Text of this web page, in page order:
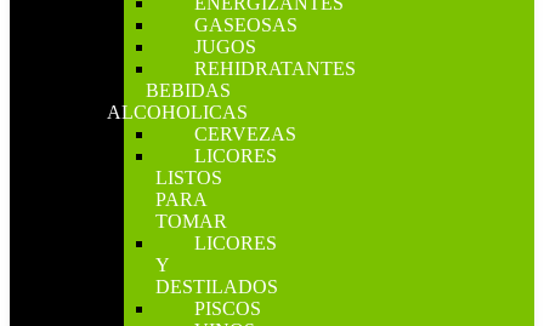
GASEOSAS
JUGOS
REHIDRATANTES
BEBIDAS
ALCOHOLICAS
CERVEZAS
LICORES
LISTOS
PARA
TOMAR
LICORES
Y
DESTILADOS
PISCOS